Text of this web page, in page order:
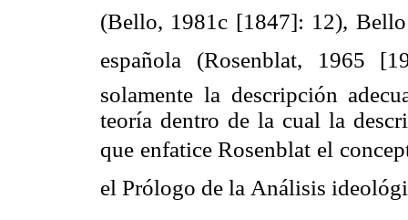
(Bello, 1981c [1847]: 12), Bello
española (Rosenblat, 1965
solamente la descripción
teoría dentro de la cual la
que enfatice Rosenblat el
el Prólogo de la Análisis